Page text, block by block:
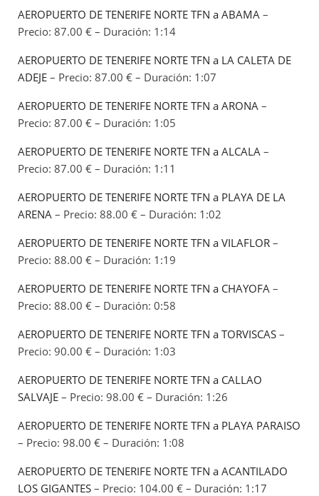
AEROPUERTO DE TENERIFE NORTE TFN a ABAMA –
Precio: 87.00 € – Duración: 1:14
AEROPUERTO DE TENERIFE NORTE TFN a LA CALETA DE
ADEJE – Precio: 87.00 € – Duración: 1:07
AEROPUERTO DE TENERIFE NORTE TFN a ARONA –
Precio: 87.00 € – Duración: 1:05
AEROPUERTO DE TENERIFE NORTE TFN a ALCALA –
Precio: 87.00 € – Duración: 1:11
AEROPUERTO DE TENERIFE NORTE TFN a PLAYA DE LA
ARENA – Precio: 88.00 € – Duración: 1:02
AEROPUERTO DE TENERIFE NORTE TFN a VILAFLOR –
Precio: 88.00 € – Duración: 1:19
AEROPUERTO DE TENERIFE NORTE TFN a CHAYOFA –
Precio: 88.00 € – Duración: 0:58
AEROPUERTO DE TENERIFE NORTE TFN a TORVISCAS –
Precio: 90.00 € – Duración: 1:03
AEROPUERTO DE TENERIFE NORTE TFN a CALLAO
SALVAJE – Precio: 98.00 € – Duración: 1:26
AEROPUERTO DE TENERIFE NORTE TFN a PLAYA PARAISO
– Precio: 98.00 € – Duración: 1:08
AEROPUERTO DE TENERIFE NORTE TFN a ACANTILADO
LOS GIGANTES – Precio: 104.00 € – Duración: 1:17